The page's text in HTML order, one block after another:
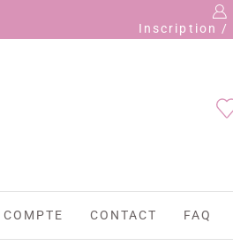
Inscription /
CONTACT FAQ